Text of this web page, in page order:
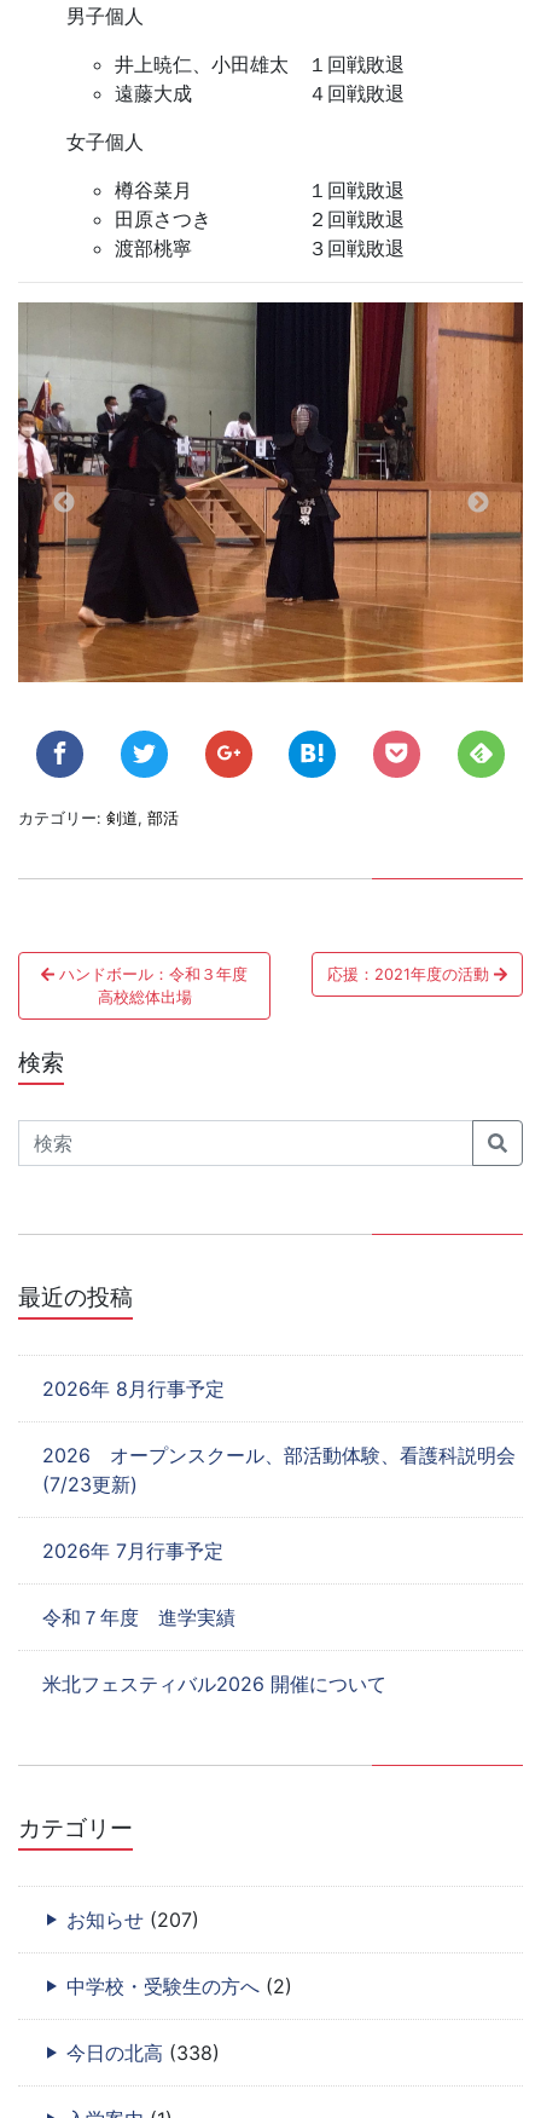
男子個人
井上暁仁、小田雄太 １回戦敗退
遠藤大成 ４回戦敗退
女子個人
樽谷菜月 １回戦敗退
田原さつき ２回戦敗退
渡部桃寧 ３回戦敗退
カテゴリー: 剣道, 部活
投
稿
ナ
ビ
ゲ
ー
シ
ン
ハンドボール：令和３年度
高校総体出場
応援：2021年度の活動
検索
Search
最近の投稿
2026年 8月行事予定
2026 オープンスクール、部活動体験、看護科説明会
(7/23更新)
2026年 7月行事予定
令和７年度 進学実績
米北フェスティバル2026 開催について
カテゴリー
お知らせ (207)
中学校・受験生の方へ (2)
今日の北高 (338)